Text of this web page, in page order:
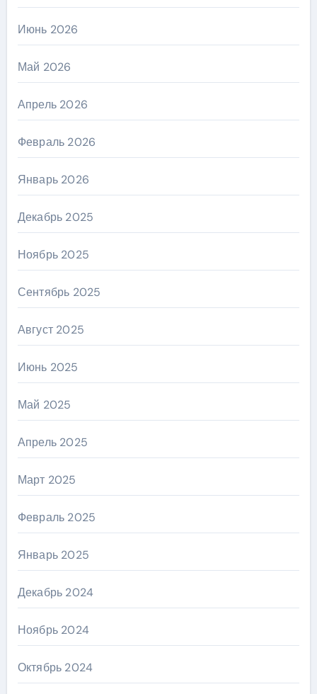
Июнь 2026
Май 2026
Апрель 2026
Февраль 2026
Январь 2026
Декабрь 2025
Ноябрь 2025
Сентябрь 2025
Август 2025
Июнь 2025
Май 2025
Апрель 2025
Март 2025
Февраль 2025
Январь 2025
Декабрь 2024
Ноябрь 2024
Октябрь 2024